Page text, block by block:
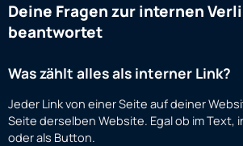
Deine Fragen zur internen
beantwortet
Was zählt alles als interner Link?
Jeder Link von einer Seite auf deiner
Seite derselben Website. Egal ob im Text,
oder als Button.